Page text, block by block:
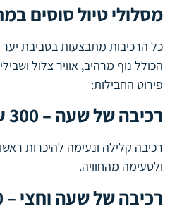
מסלולי טיול סוסים
כל הרכיבות מתבצעות בסביבת יער
הכולל נוף מרהיב, אוויר צלול
פירוט החבילות:
רכיבה של שעה – 300 ₪ לאדם
רכיבה קלילה ונעימה להיכרות
ולטעימה מהחוויה.
רכיבה של שעה וחצי – 450 ₪ לאדם